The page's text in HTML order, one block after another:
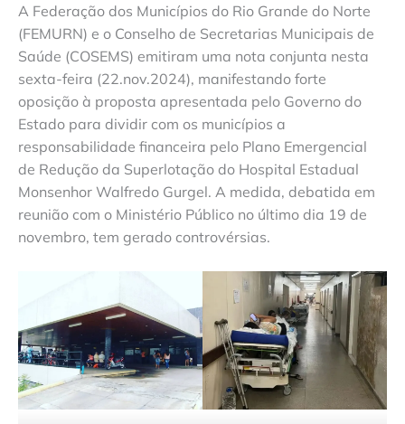
A Federação dos Municípios do Rio Grande do Norte
(FEMURN) e o Conselho de Secretarias Municipais de
Saúde (COSEMS) emitiram uma nota conjunta nesta
sexta-feira (22.nov.2024), manifestando forte
oposição à proposta apresentada pelo Governo do
Estado para dividir com os municípios a
responsabilidade financeira pelo Plano Emergencial
de Redução da Superlotação do Hospital Estadual
Monsenhor Walfredo Gurgel. A medida, debatida em
reunião com o Ministério Público no último dia 19 de
novembro, tem gerado controvérsias.